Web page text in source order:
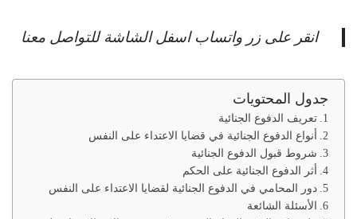
انقر على زر واتساب اسفل الشاشة للتواصل معنا
جدول المحتويات
تعريف الدفوع الجنائية
أنواع الدفوع الجنائية في قضايا الاعتداء على النفس
شروط قبول الدفوع الجنائية
أثر الدفوع الجنائية على الحكم
دور المحامي في الدفوع الجنائية لقضايا الاعتداء على النفس
الأسئلة الشائعة